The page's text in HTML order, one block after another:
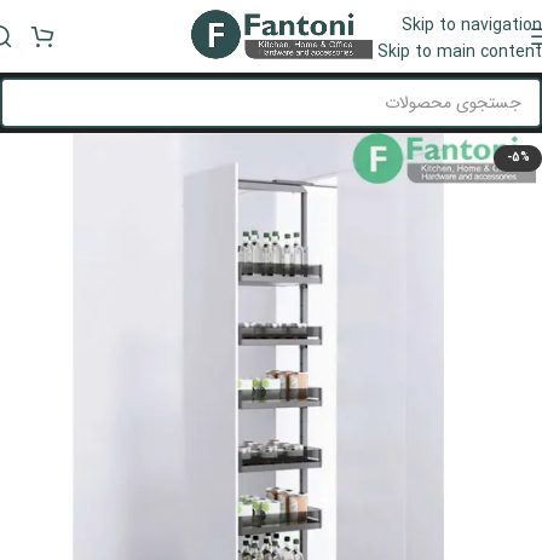
Skip to navigation
Skip to main content
منو
-5%